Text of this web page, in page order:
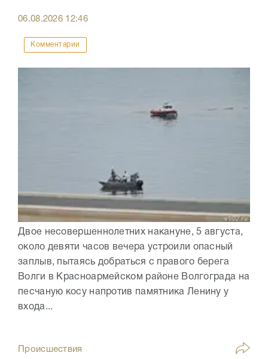
06.08.2026 12:46
Комментарии
Двое несовершеннолетних накануне, 5 августа,
около девяти часов вечера устроили опасный
заплыв, пытаясь добраться с правого берега
Волги в Красноармейском районе Волгограда на
песчаную косу напротив памятника Ленину у
входа...
Происшествия